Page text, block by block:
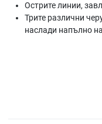
Острите линии,
Трите различни
наслади напълно